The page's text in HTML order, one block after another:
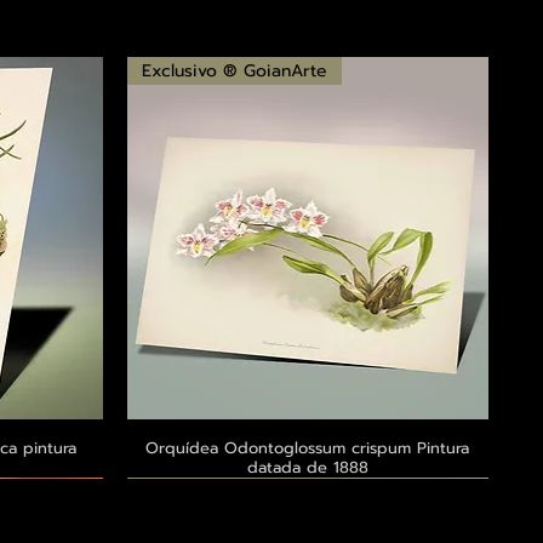
pintura
Visualização rápida
Exclusivo ® GoianArte
Orquídea Odontoglossum crispum Pintura
datada de 1888